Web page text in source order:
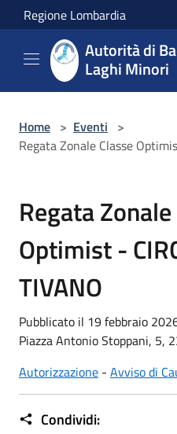
Salta al contenuto principale
Regione Lombardia
Autorità di
Laghi Minori
Home > Eventi >
Regata Zonale Classe
Regata
Optimist -
TIVANO
Pubblicato il 19 febbraio
Piazza Antonio Stoppani, 5,
Autorizzazione - Avviso di
Condividi: